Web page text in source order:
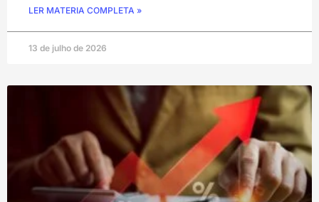
LER MATERIA COMPLETA »
13 de julho de 2026